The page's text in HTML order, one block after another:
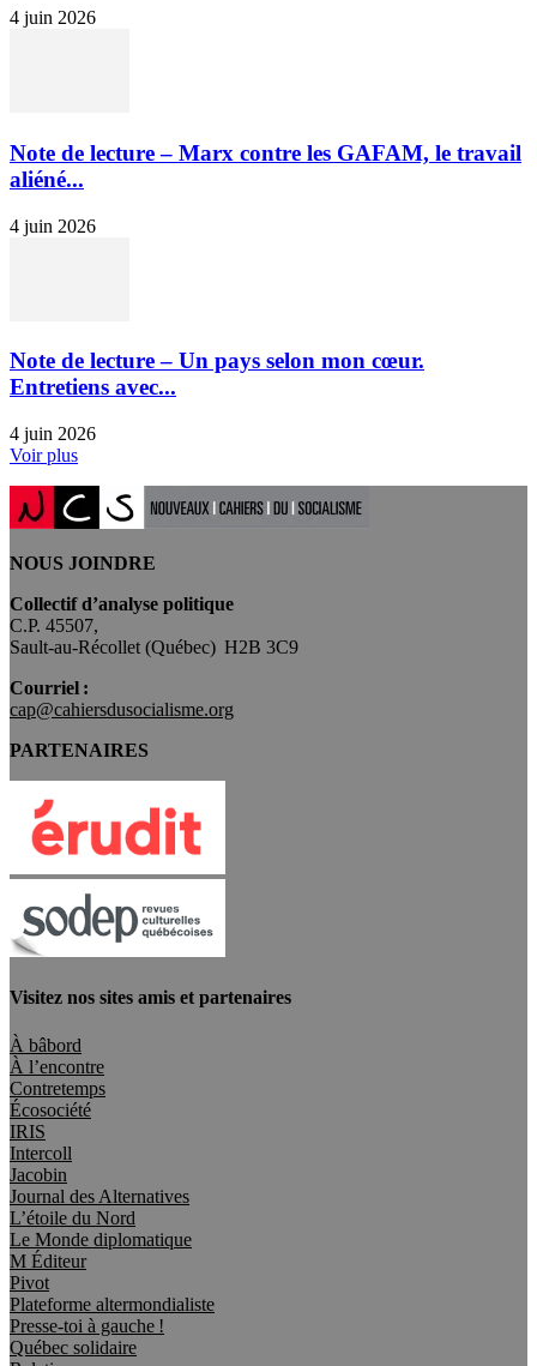
4 juin 2026
Note de lecture – Marx contre les GAFAM, le travail
aliéné...
4 juin 2026
Note de lecture – Un pays selon mon cœur.
Entretiens avec...
4 juin 2026
Voir plus
NOUS JOINDRE
Collectif d’analyse politique
C.P. 45507,
Sault-au-Récollet (Québec) H2B 3C9
Courriel :
cap@cahiersdusocialisme.org
PARTENAIRES
Visitez nos sites amis et partenaires
À bâbord
À l’encontre
Contretemps
Écosociété
IRIS
Intercoll
Jacobin
Journal des Alternatives
L’étoile du Nord
Le Monde diplomatique
M Éditeur
Pivot
Plateforme altermondialiste
Presse-toi à gauche !
Québec solidaire